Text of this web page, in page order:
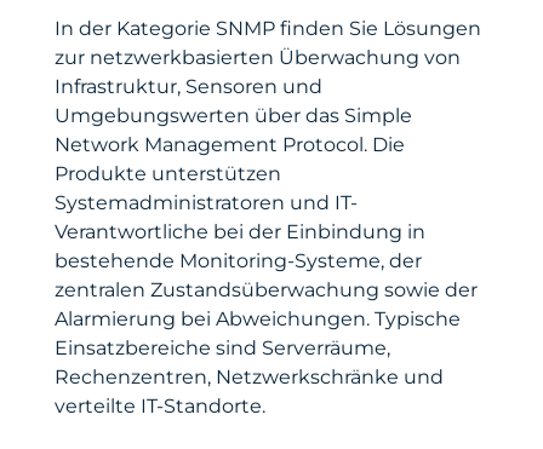
In der Kategorie SNMP finden Sie Lösungen
zur netzwerkbasierten Überwachung von
Infrastruktur, Sensoren und
Umgebungswerten über das Simple
Network Management Protocol. Die
Produkte unterstützen
Systemadministratoren und IT-
Verantwortliche bei der Einbindung in
bestehende Monitoring-Systeme, der
zentralen Zustandsüberwachung sowie der
Alarmierung bei Abweichungen. Typische
Einsatzbereiche sind Serverräume,
Rechenzentren, Netzwerkschränke und
verteilte IT-Standorte.